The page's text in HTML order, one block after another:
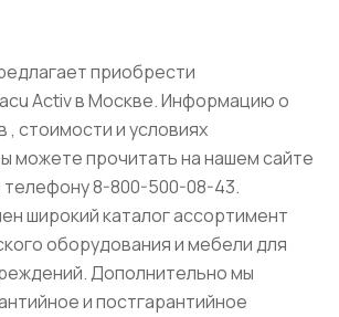
приобрести
Activ в Москве. Информацию о
, стоимости и условиях
можете прочитать на нашем сайте
телефону 8-800-500-08-43.
широкий каталог ассортимент
оборудования и мебели для
Дополнительно мы
и постгарантийное